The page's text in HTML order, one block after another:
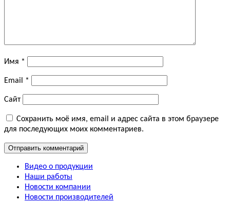
Имя *
Email *
Сайт
Сохранить моё имя, email и адрес сайта в этом браузере
для последующих моих комментариев.
Видео о продукции
Наши работы
Новости компании
Новости производителей